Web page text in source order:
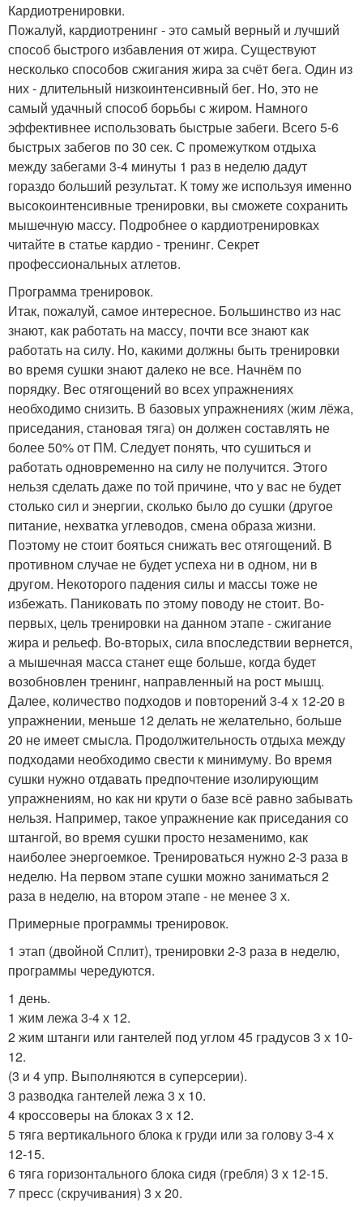
Кардиотренировки.
Пожалуй, кардиотренинг - это самый верный и лучший
способ быстрого избавления от жира. Существуют
несколько способов сжигания жира за счёт бега. Один из
них - длительный низкоинтенсивный бег. Но, это не
самый удачный способ борьбы с жиром. Намного
эффективнее использовать быстрые забеги. Всего 5-6
быстрых забегов по 30 сек. С промежутком отдыха
между забегами 3-4 минуты 1 раз в неделю дадут
гораздо больший результат. К тому же используя именно
высокоинтенсивные тренировки, вы сможете сохранить
мышечную массу. Подробнее о кардиотренировках
читайте в статье кардио - тренинг. Секрет
профессиональных атлетов.
Программа тренировок.
Итак, пожалуй, самое интересное. Большинство из нас
знают, как работать на массу, почти все знают как
работать на силу. Но, какими должны быть тренировки
во время сушки знают далеко не все. Начнём по
порядку. Вес отягощений во всех упражнениях
необходимо снизить. В базовых упражнениях (жим лёжа,
приседания, становая тяга) он должен составлять не
более 50% от ПМ. Следует понять, что сушиться и
работать одновременно на силу не получится. Этого
нельзя сделать даже по той причине, что у вас не будет
столько сил и энергии, сколько было до сушки (другое
питание, нехватка углеводов, смена образа жизни.
Поэтому не стоит бояться снижать вес отягощений. В
противном случае не будет успеха ни в одном, ни в
другом. Некоторого падения силы и массы тоже не
избежать. Паниковать по этому поводу не стоит. Во-
первых, цель тренировки на данном этапе - сжигание
жира и рельеф. Во-вторых, сила впоследствии вернется,
а мышечная масса станет еще больше, когда будет
возобновлен тренинг, направленный на рост мышц.
Далее, количество подходов и повторений 3-4 х 12-20 в
упражнении, меньше 12 делать не желательно, больше
20 не имеет смысла. Продолжительность отдыха между
подходами необходимо свести к минимуму. Во время
сушки нужно отдавать предпочтение изолирующим
упражнениям, но как ни крути о базе всё равно забывать
нельзя. Например, такое упражнение как приседания со
штангой, во время сушки просто незаменимо, как
наиболее энергоемкое. Тренироваться нужно 2-3 раза в
неделю. На первом этапе сушки можно заниматься 2
раза в неделю, на втором этапе - не менее 3 х.
Примерные программы тренировок.
1 этап (двойной Сплит), тренировки 2-3 раза в неделю,
программы чередуются.
1 день.
1 жим лежа 3-4 х 12.
2 жим штанги или гантелей под углом 45 градусов 3 х 10-
12.
(3 и 4 упр. Выполняются в суперсерии).
3 разводка гантелей лежа 3 х 10.
4 кроссоверы на блоках 3 х 12.
5 тяга вертикального блока к груди или за голову 3-4 х
12-15.
6 тяга горизонтального блока сидя (гребля) 3 х 12-15.
7 пресс (скручивания) 3 х 20.